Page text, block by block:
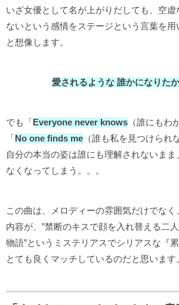
いざ女優として名が上がりだしても、空
ないという感情をステージという言葉を
と想像します。
愛されるような 誰かになりた
でも「Everyone never knows （誰にもわ
「No one finds me （誰も私を見つけられ
自分の本当の姿は誰にも理解されないま
なくなってしまう。。。
この曲は、メロディーの雰囲気だけでな
内容が、”禁断のキスで顔を入れ替える二
物語”というミステリアスでシリアスな『
とても良くマッチしているのだと思います